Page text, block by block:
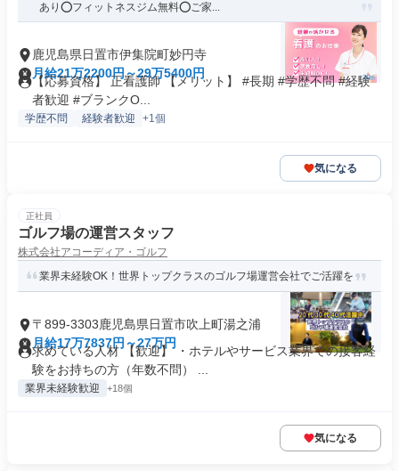
あり⭕フィットネスジム無料⭕ご家...
鹿児島県日置市伊集院町妙円寺
月給21万2200円～29万5400円
【応募資格】 正看護師 【メリット】 #長期 #学歴不問 #経験
者歓迎 #ブランクO...
学歴不問 経験者歓迎 +1個
気になる
正社員
ゴルフ場の運営スタッフ
株式会社アコーディア・ゴルフ
業界未経験OK！世界トップクラスのゴルフ場運営会社でご活躍を
〒899-3303鹿児島県日置市吹上町湯之浦
月給17万7837円～27万円
求めている人材 【歓迎】 ・ホテルやサービス業界での接客経
験をお持ちの方（年数不問） ...
業界未経験歓迎 +18個
気になる